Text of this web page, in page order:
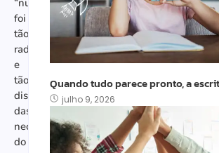
foi
tão
radical
e
tão
distante
das
necessidades
do
Quando tudo parece pronto, a
julho 9, 2026